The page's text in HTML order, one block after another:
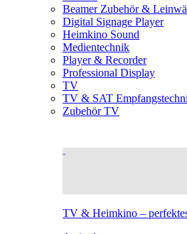
Beamer Zubehör &
Digital Signage Player
Heimkino Sound
Medientechnik
Player & Recorder
Professional Display
TV
TV & SAT
Zubehör TV
TV & Heimkino –